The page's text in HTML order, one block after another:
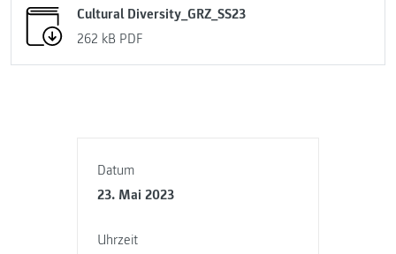
Datum
23. Mai 2023
Uhrzeit
Cultural Diversity_GRZ_SS23
262 kB PDF